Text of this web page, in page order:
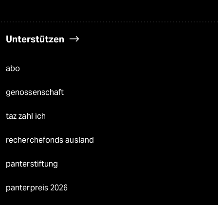
Unterstützen
abo
genossenschaft
taz zahl ich
recherchefonds ausland
panterstiftung
panterpreis 2026